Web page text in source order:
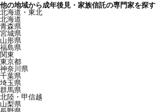
他の地域から成年後見・家族信託の専門家を探す
北海道・東北
北海道
青森県
宮城県
山形県
福島県
関東
東京都
神奈川県
千葉県
埼玉県
群馬県
北陸・甲信越
山梨県